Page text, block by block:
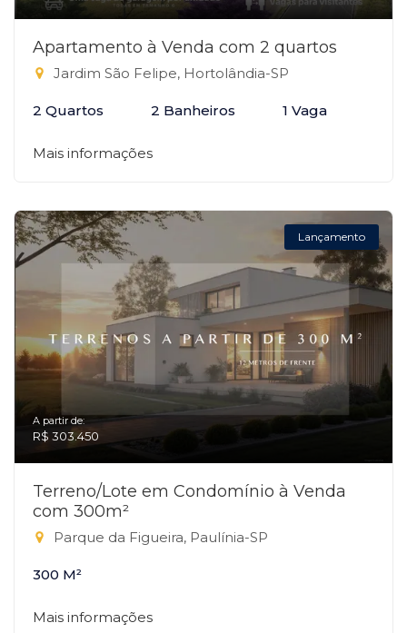
Apartamento à Venda com 2 quartos
Jardim São Felipe, Hortolândia-SP
2 Quartos 2 Banheiros 1 Vaga
Mais informações
Lançamento
A partir de:
R$ 303.450
Terreno/Lote em Condomínio à Venda
com 300m²
Parque da Figueira, Paulínia-SP
300 M²
Mais informações